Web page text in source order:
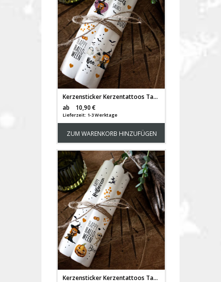
Kerzensticker Kerzentattoos Tattoofolie Halloween Hexe Kürbis für Kerzen oder Keramik A4 Bogen DIY Stickerbogen für bis zu 40 Kerzen kst9
ab
10,90 €
Lieferzeit: 1-3 Werktage
ZUM WARENKORB HINZUFÜGEN
Kerzensticker Kerzentattoos Tattoofolie Halloween Hexe Kürbis für Kerzen oder Keramik A4 Bogen DIY Stickerbogen für bis zu 40 Kerzen kst10